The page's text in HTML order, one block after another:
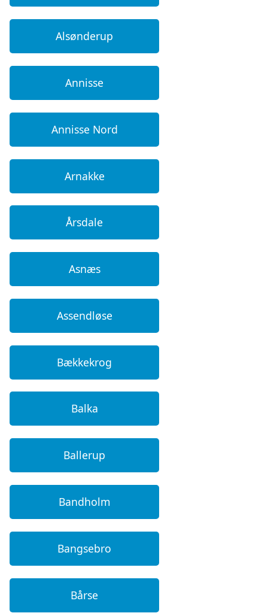
Alsønderup
Annisse
Annisse Nord
Arnakke
Årsdale
Asnæs
Assendløse
Bækkekrog
Balka
Ballerup
Bandholm
Bangsebro
Bårse